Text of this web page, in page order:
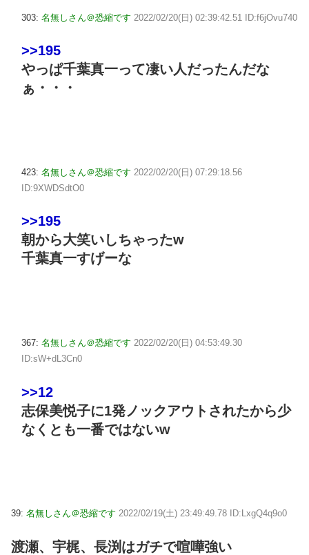
303: 名無しさん＠恐縮です 2022/02/20(日) 02:39:42.51 ID:f6jOvu740
>>195
やっぱ千葉真一って凄い人だったんだな
ぁ・・・
423: 名無しさん＠恐縮です 2022/02/20(日) 07:29:18.56
ID:9XWDSdtO0
>>195
朝から大笑いしちゃったw
千葉真一すげーな
367: 名無しさん＠恐縮です 2022/02/20(日) 04:53:49.30
ID:sW+dL3Cn0
>>12
志保美悦子に1発ノックアウトされたから少
なくとも一番ではないw
39: 名無しさん＠恐縮です 2022/02/19(土) 23:49:49.78 ID:LxgQ4q9o0
渡瀬、宇梶、長渕はガチで喧嘩強い